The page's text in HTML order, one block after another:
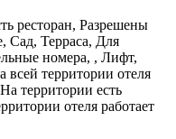
ресторан, Разрешены
Сад, Терраса, Для
номера, , Лифт,
территории отеля
территории есть
отеля работает